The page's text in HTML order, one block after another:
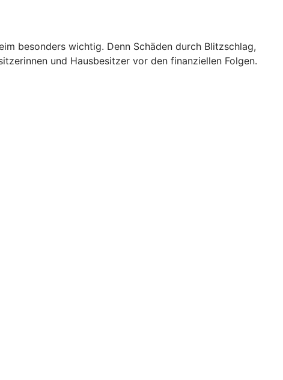
besonders wichtig. Denn Schäden durch Blitzschlag,
und Hausbesitzer vor den finanziellen Folgen.